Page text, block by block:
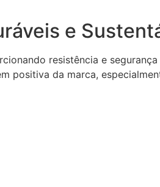
e
resistência e segurança
positiva da marca,